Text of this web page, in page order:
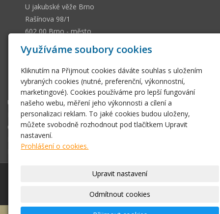
U jakubské věže Brno
Rašínova 98/1
602 00 Brno - město
13036661
CZ505112128
ssobotkova@gmail.com
+420 542 212 393
Úvodní stránka
E-shop
Obchodní podmínky
Fotogalerie
Kontakt
Antikvariát Sobotková U jakubské věže Brno
Mapa webu
Využíváme soubory cookies
Kliknutím na Přijmout cookies dáváte souhlas s uložením
vybraných cookies (nutné, preferenční, výkonnostní,
marketingové). Cookies používáme pro lepší fungování
našeho webu, měření jeho výkonnosti a cílení a
personalizaci reklam. To jaké cookies budou uloženy,
můžete svobodně rozhodnout pod tlačítkem Upravit
nastavení.
Prohlášení o cookies.
Upravit nastavení
Odmítnout cookies